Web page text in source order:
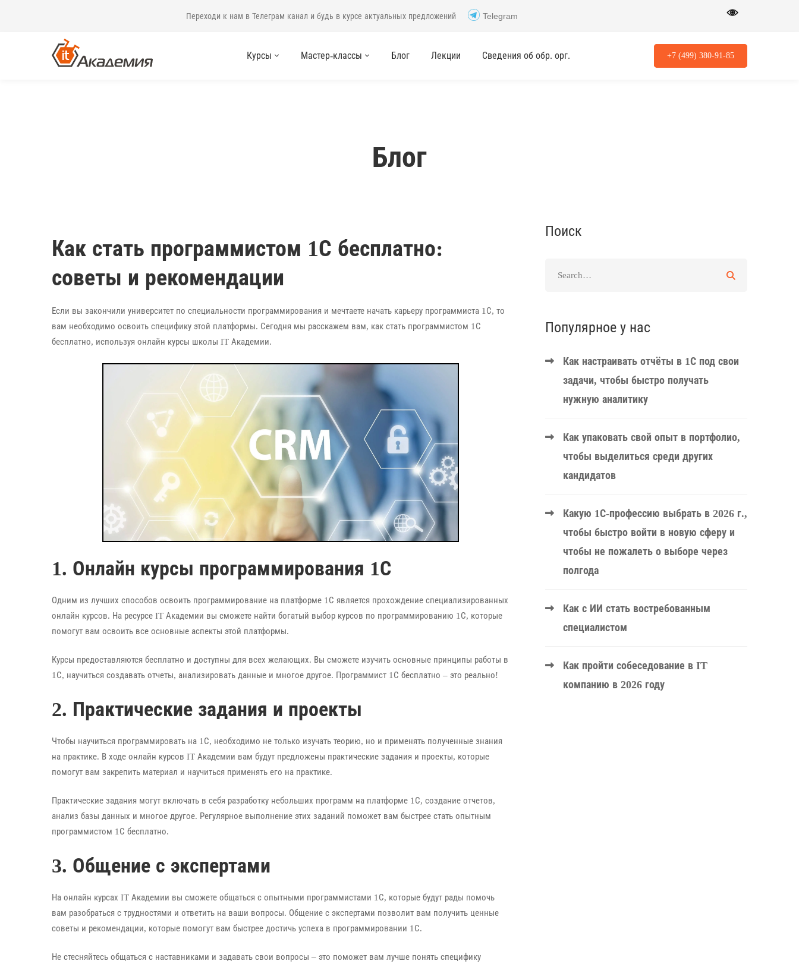
Переходи к нам в Телеграм канал и будь в курсе актуальных предложений Telegram
Курсы Мастер-классы Блог Лекции Сведения об обр. орг. +7 (499) 380-91-85
Блог
Как стать программистом 1С бесплатно:
советы и рекомендации
Если вы закончили университет по специальности программирования и мечтаете начать карьеру программиста 1С, то
вам необходимо освоить специфику этой платформы. Сегодня мы расскажем вам, как стать программистом 1С
бесплатно, используя онлайн курсы школы IT Академии.
1. Онлайн курсы программирования 1С
Одним из лучших способов освоить программирование на платформе 1С является прохождение специализированных
онлайн курсов. На ресурсе IT Академии вы сможете найти богатый выбор курсов по программированию 1С, которые
помогут вам освоить все основные аспекты этой платформы.
Курсы предоставляются бесплатно и доступны для всех желающих. Вы сможете изучить основные принципы работы в
1С, научиться создавать отчеты, анализировать данные и многое другое. Программист 1С бесплатно – это реально!
2. Практические задания и проекты
Чтобы научиться программировать на 1С, необходимо не только изучать теорию, но и применять полученные знания
на практике. В ходе онлайн курсов IT Академии вам будут предложены практические задания и проекты, которые
помогут вам закрепить материал и научиться применять его на практике.
Практические задания могут включать в себя разработку небольших программ на платформе 1С, создание отчетов,
анализ базы данных и многое другое. Регулярное выполнение этих заданий поможет вам быстрее стать опытным
программистом 1С бесплатно.
3. Общение с экспертами
На онлайн курсах IT Академии вы сможете общаться с опытными программистами 1С, которые будут рады помочь
вам разобраться с трудностями и ответить на ваши вопросы. Общение с экспертами позволит вам получить ценные
советы и рекомендации, которые помогут вам быстрее достичь успеха в программировании 1С.
Не стесняйтесь общаться с наставниками и задавать свои вопросы – это поможет вам лучше понять специфику
Поиск
Популярное у нас
Как настраивать отчёты в 1С под свои
задачи, чтобы быстро получать
нужную аналитику
Как упаковать свой опыт в портфолио,
чтобы выделиться среди других
кандидатов
Какую 1С-профессию выбрать в 2026 г.,
чтобы быстро войти в новую сферу и
чтобы не пожалеть о выборе через
полгода
Как с ИИ стать востребованным
специалистом
Как пройти собеседование в IT
компанию в 2026 году